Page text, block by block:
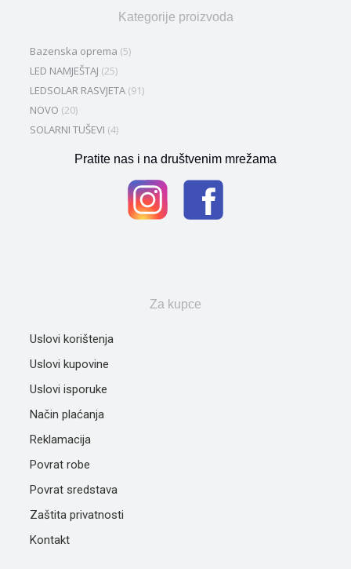
Kategorije proizvoda
Bazenska oprema (5)
LED NAMJEŠTAJ (25)
LEDSOLAR RASVJETA (91)
NOVO (20)
SOLARNI TUŠEVI (4)
Pratite nas i na društvenim mrežama
Za kupce
Uslovi korištenja
Uslovi kupovine
Uslovi isporuke
Način plaćanja
Reklamacija
Povrat robe
Povrat sredstava
Zaštita privatnosti
Kontakt